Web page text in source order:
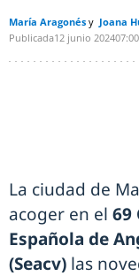
María Aragonés
Joana
Publicada12 junio 2024
La ciudad de
acoger en el 69
Española de
(Seacv) las